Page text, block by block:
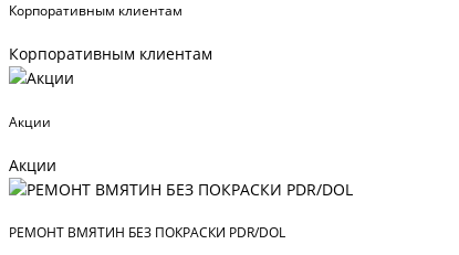
Корпоративным клиентам
Корпоративным клиентам
Акции
Акции
РЕМОНТ ВМЯТИН БЕЗ ПОКРАСКИ PDR/DOL